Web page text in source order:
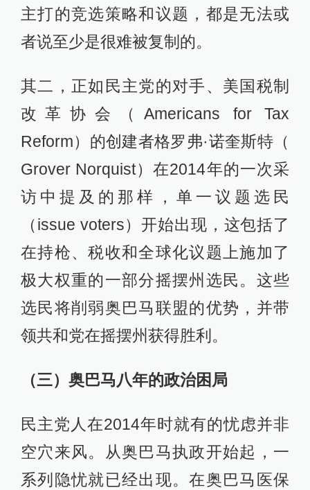
主打的竞选策略和议题，都是无法或
者说至少是很难被复制的。
其二，正如民主党的对手、美国税制
改革协会（Americans for Tax
Reform）的创建者格罗弗·诺奎斯特（
Grover Norquist）在2014年的一次采
访中提及的那样，单一议题选民
（issue voters）开始出现，这包括了
在持枪、税收和全球化议题上施加了
极大权重的一部分摇摆州选民。这些
选民将削弱奥巴马联盟的优势，并带
领共和党在摇摆州获得胜利。
（三）奥巴马八年的政治困局
民主党人在2014年时就有的忧虑并非
空穴来风。从奥巴马执政开始起，一
系列隐忧就已经出现。在奥巴马医保